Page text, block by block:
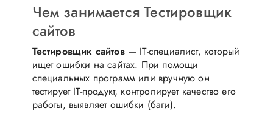
Чем занимается Тестировщик
сайтов
Тестировщик сайтов — IT-специалист, который
ищет ошибки на сайтах. При помощи
специальных программ или вручную он
тестирует IT-продукт, контролирует качество его
работы, выявляет ошибки (баги).